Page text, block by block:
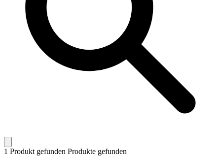
1 Produkt gefunden Produkte gefunden